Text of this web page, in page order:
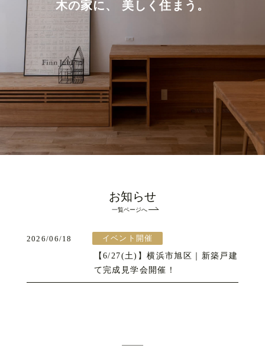
木の家に、 美しく住まう。
お知らせ
一覧ページへ
2026/06/18
イベント開催
【6/27(土)】横浜市旭区｜新築戸建
て完成見学会開催！